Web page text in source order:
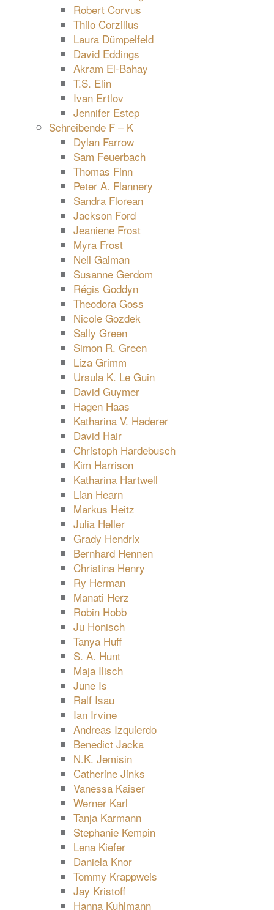
Robert Corvus
Thilo Corzilius
Laura Dümpelfeld
David Eddings
Akram El-Bahay
T.S. Elin
Ivan Ertlov
Jennifer Estep
Schreibende F – K
Dylan Farrow
Sam Feuerbach
Thomas Finn
Peter A. Flannery
Sandra Florean
Jackson Ford
Jeaniene Frost
Myra Frost
Neil Gaiman
Susanne Gerdom
Régis Goddyn
Theodora Goss
Nicole Gozdek
Sally Green
Simon R. Green
Liza Grimm
Ursula K. Le Guin
David Guymer
Hagen Haas
Katharina V. Haderer
David Hair
Christoph Hardebusch
Kim Harrison
Katharina Hartwell
Lian Hearn
Markus Heitz
Julia Heller
Grady Hendrix
Bernhard Hennen
Christina Henry
Ry Herman
Manati Herz
Robin Hobb
Ju Honisch
Tanya Huff
S. A. Hunt
Maja Ilisch
June Is
Ralf Isau
Ian Irvine
Andreas Izquierdo
Benedict Jacka
N.K. Jemisin
Catherine Jinks
Vanessa Kaiser
Werner Karl
Tanja Karmann
Stephanie Kempin
Lena Kiefer
Daniela Knor
Tommy Krappweis
Jay Kristoff
Hanna Kuhlmann